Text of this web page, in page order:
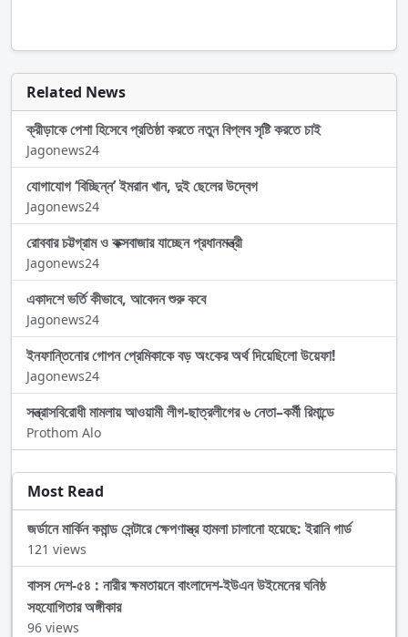
Related News
ক্রীড়াকে পেশা হিসেবে প্রতিষ্ঠা করতে নতুন বিপ্লব সৃষ্টি করতে চাই
Jagonews24
যোগাযোগ ‘বিচ্ছিন্ন’ ইমরান খান, দুই ছেলের উদ্বেগ
Jagonews24
রোববার চট্টগ্রাম ও কক্সবাজার যাচ্ছেন প্রধানমন্ত্রী
Jagonews24
একাদশে ভর্তি কীভাবে, আবেদন শুরু কবে
Jagonews24
ইনফান্তিনোর গোপন প্রেমিকাকে বড় অংকের অর্থ দিয়েছিলো উয়েফা!
Jagonews24
সন্ত্রাসবিরোধী মামলায় আওয়ামী লীগ-ছাত্রলীগের ৬ নেতা–কর্মী রিমান্ডে
Prothom Alo
Most Read
জর্ডানে মার্কিন কমান্ড সেন্টারে ক্ষেপণাস্ত্র হামলা চালানো হয়েছে: ইরানি গার্ড
121 views
বাসস দেশ-৫৪ : নারীর ক্ষমতায়নে বাংলাদেশ-ইউএন উইমেনের ঘনিষ্ঠ
সহযোগিতার অঙ্গীকার
96 views